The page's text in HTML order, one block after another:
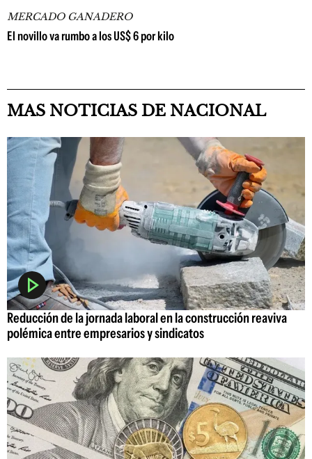
MERCADO GANADERO
El novillo va rumbo a los US$ 6 por kilo
MAS NOTICIAS DE NACIONAL
Reducción de la jornada laboral en la construcción reaviva
polémica entre empresarios y sindicatos